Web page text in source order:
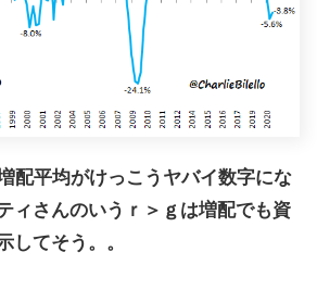
配平均がけっこうヤバイ数字にな
ィさんのいうｒ＞ｇは増配でも資
してそう。。